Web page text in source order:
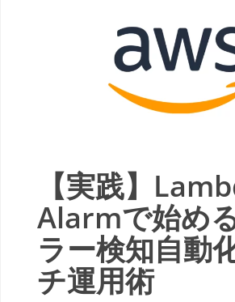
【実践】
Alarmで始め
ラー検知自動
チ運用術